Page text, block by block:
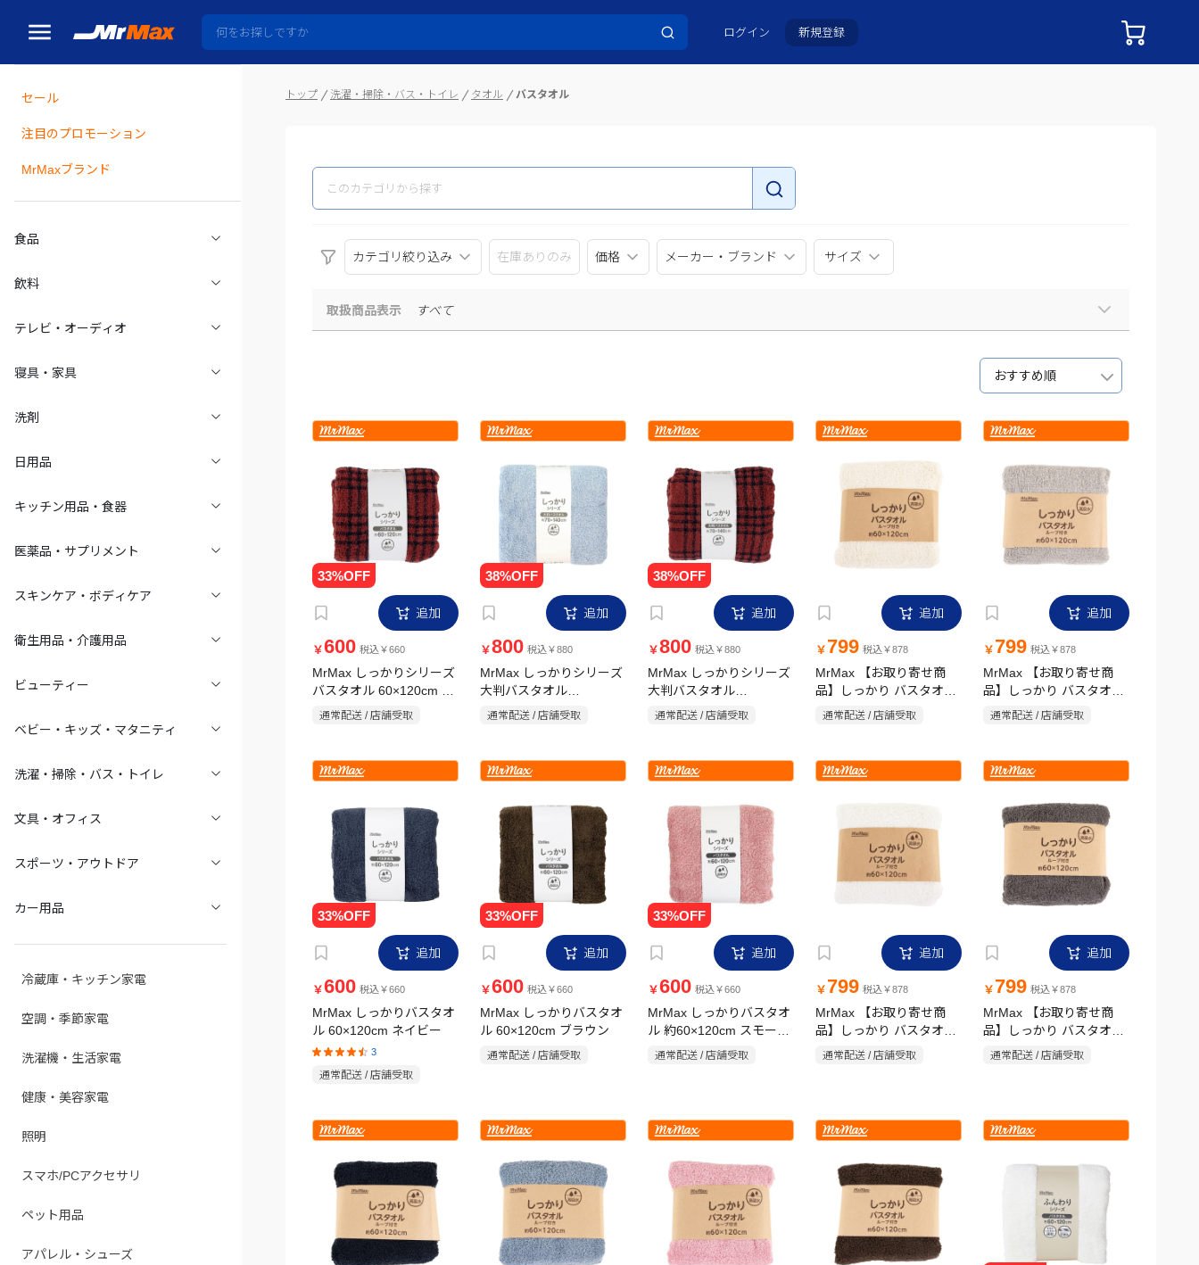
ログイン 新規登録
セール
注目のプロモーション
MrMaxブランド
食品
飲料
テレビ・オーディオ
寝具・家具
洗剤
日用品
キッチン用品・食器
医薬品・サプリメント
スキンケア・ボディケア
衛生用品・介護用品
ビューティー
ベビー・キッズ・マタニティ
洗濯・掃除・バス・トイレ
文具・オフィス
スポーツ・アウトドア
カー用品
冷蔵庫・キッチン家電
空調・季節家電
洗濯機・生活家電
健康・美容家電
照明
スマホ/PCアクセサリ
ペット用品
アパレル・シューズ
トップ 洗濯・掃除・バス・トイレ タオル バスタオル
カテゴリ絞り込み 在庫ありのみ 価格 メーカー・ブランド サイズ
取扱商品表示 すべて
おすすめ順
追加
￥600 税込￥660
MrMax しっかりシリーズ
バスタオル 60×120cm チ
ェックレッド
通常配送 / 店舗受取
追加
￥800 税込￥880
MrMax しっかりシリーズ
大判バスタオル
70×140cm 無地 ブルー
通常配送 / 店舗受取
追加
￥800 税込￥880
MrMax しっかりシリーズ
大判バスタオル
70×140cm チェックレッ
通常配送 / 店舗受取
追加
￥ 799 税込￥878
MrMax 【お取り寄せ商
品】しっかり バスタオル
ループ付き 60×120cm 無
通常配送 / 店舗受取
追加
￥ 799 税込￥878
MrMax 【お取り寄せ商
品】しっかり バスタオル
ループ付き 60×120cm 無
通常配送 / 店舗受取
追加
￥600 税込￥660
MrMax しっかりバスタオ
ル 60×120cm ネイビー
3
通常配送 / 店舗受取
追加
￥600 税込￥660
MrMax しっかりバスタオ
ル 60×120cm ブラウン
通常配送 / 店舗受取
追加
￥600 税込￥660
MrMax しっかりバスタオ
ル 約60×120cm スモーキ
ーピンク
通常配送 / 店舗受取
追加
￥ 799 税込￥878
MrMax 【お取り寄せ商
品】しっかり バスタオル
ループ付き 60×120cm 無
通常配送 / 店舗受取
追加
￥ 799 税込￥878
MrMax 【お取り寄せ商
品】しっかり バスタオル
ループ付き 60×120cm 無
通常配送 / 店舗受取